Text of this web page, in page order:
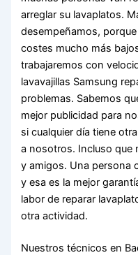
arreglar su lavaplatos.
desempeñamos,
costes mucho más
trabajaremos con
lavavajillas Samsung
problemas. Sabemos
mejor publicidad para
si cualquier día tiene
a nosotros. Incluso que
y amigos. Una persona
y esa es la mejor
labor de reparar
otra actividad.
Nuestros técnicos en